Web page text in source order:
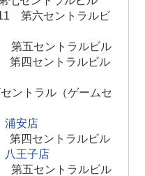
第六セントラルビ
第五セントラルビル
第四セントラルビル
ントラル（ゲームセ
浦安店
第四セントラルビル
王子店
第五セントラルビル